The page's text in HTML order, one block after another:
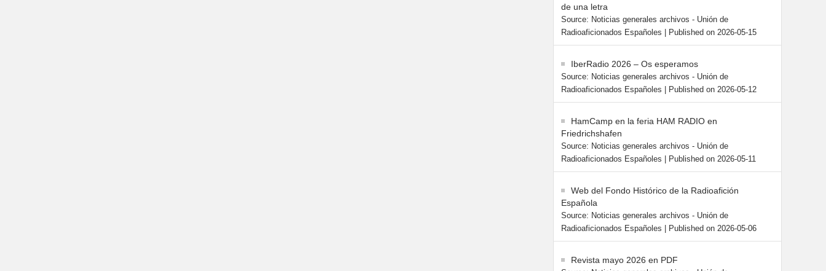
de una letra
Source: Noticias generales archivos - Unión de
Radioaficionados Españoles
Published on 2026-05-15
IberRadio 2026 – Os esperamos
Source: Noticias generales archivos - Unión de
Radioaficionados Españoles
Published on 2026-05-12
HamCamp en la feria HAM RADIO en
Friedrichshafen
Source: Noticias generales archivos - Unión de
Radioaficionados Españoles
Published on 2026-05-11
Web del Fondo Histórico de la Radioafición
Española
Source: Noticias generales archivos - Unión de
Radioaficionados Españoles
Published on 2026-05-06
Revista mayo 2026 en PDF